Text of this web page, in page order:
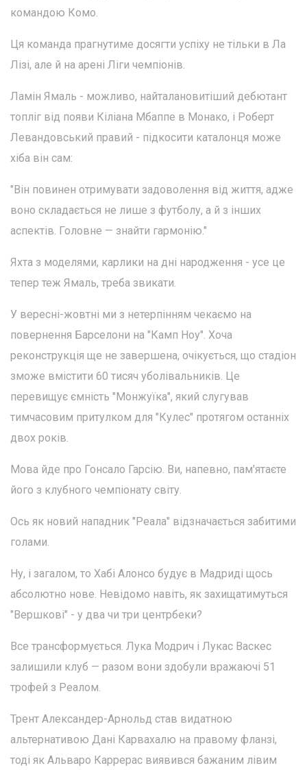
командою Комо.
Ця команда прагнутиме досягти успіху не тільки в Ла
Лізі, але й на арені Ліги чемпіонів.
Ламін Ямаль - можливо, найталановитіший дебютант
топліг від появи Кіліана Мбаппе в Монако, і Роберт
Левандовський правий - підкосити каталонця може
хіба він сам:
"Він повинен отримувати задоволення від життя, адже
воно складається не лише з футболу, а й з інших
аспектів. Головне — знайти гармонію."
Яхта з моделями, карлики на дні народження - усе це
тепер теж Ямаль, треба звикати.
У вересні-жовтні ми з нетерпінням чекаємо на
повернення Барселони на "Камп Ноу". Хоча
реконструкція ще не завершена, очікується, що стадіон
зможе вмістити 60 тисяч уболівальників. Це
перевищує ємність "Монжуїка", який слугував
тимчасовим притулком для "Кулес" протягом останніх
двох років.
Мова йде про Гонсало Гарсію. Ви, напевно, пам'ятаєте
його з клубного чемпіонату світу.
Ось як новий нападник "Реала" відзначається забитими
голами.
Ну, і загалом, то Хабі Алонсо будує в Мадриді щось
абсолютно нове. Невідомо навіть, як захищатимуться
"Вершкові" - у два чи три центрбеки?
Все трансформується. Лука Модрич і Лукас Васкес
залишили клуб — разом вони здобули вражаючі 51
трофей з Реалом.
Трент Александер-Арнольд став видатною
альтернативою Дані Карвахалю на правому фланзі,
тоді як Альваро Каррерас виявився бажаним лівим